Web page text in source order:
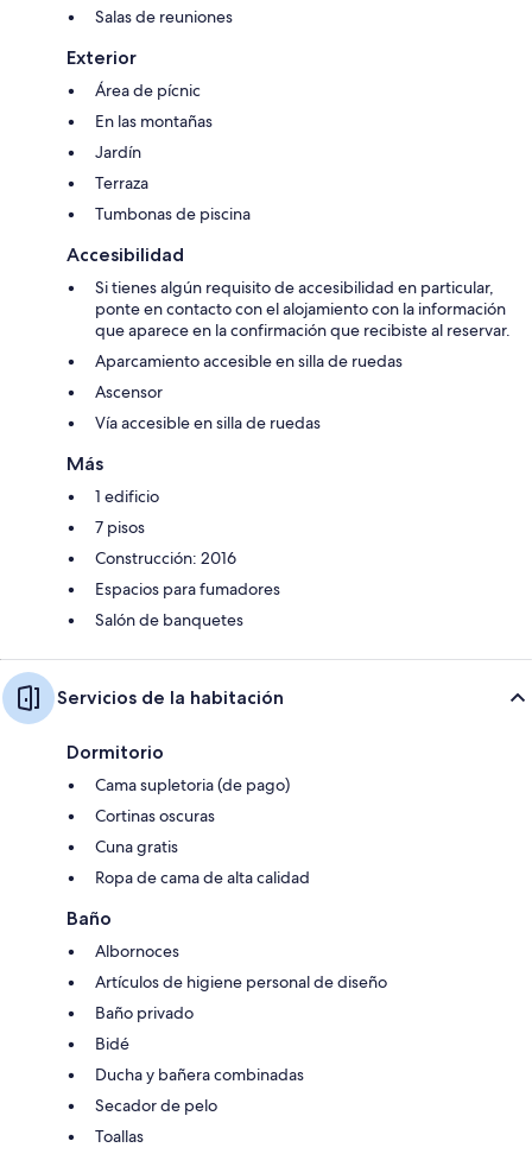
Salas de reuniones
Exterior
Área de pícnic
En las montañas
Jardín
Terraza
Tumbonas de piscina
Accesibilidad
Si tienes algún requisito de accesibilidad en particular,
ponte en contacto con el alojamiento con la información
que aparece en la confirmación que recibiste al reservar.
Aparcamiento accesible en silla de ruedas
Ascensor
Vía accesible en silla de ruedas
Más
1 edificio
7 pisos
Construcción: 2016
Espacios para fumadores
Salón de banquetes
Servicios de la habitación
Dormitorio
Cama supletoria (de pago)
Cortinas oscuras
Cuna gratis
Ropa de cama de alta calidad
Baño
Albornoces
Artículos de higiene personal de diseño
Baño privado
Bidé
Ducha y bañera combinadas
Secador de pelo
Toallas